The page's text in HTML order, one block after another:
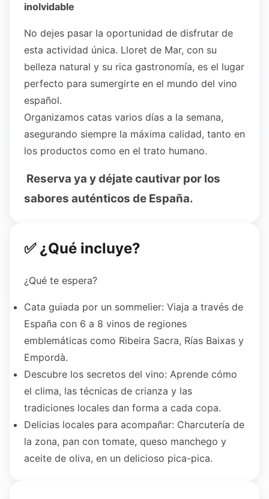
inolvidable
No dejes pasar la oportunidad de disfrutar de
esta actividad única. Lloret de Mar, con su
belleza natural y su rica gastronomía, es el lugar
perfecto para sumergirte en el mundo del vino
español.
Organizamos catas varios días a la semana,
asegurando siempre la máxima calidad, tanto en
los productos como en el trato humano.
Reserva ya y déjate cautivar por los
sabores auténticos de España.
✅ ¿Qué incluye?
¿Qué te espera?
Cata guiada por un sommelier: Viaja a través de
España con 6 a 8 vinos de regiones
emblemáticas como Ribeira Sacra, Rías Baixas y
Empordà.
Descubre los secretos del vino: Aprende cómo
el clima, las técnicas de crianza y las
tradiciones locales dan forma a cada copa.
Delicias locales para acompañar: Charcutería de
la zona, pan con tomate, queso manchego y
aceite de oliva, en un delicioso pica-pica.